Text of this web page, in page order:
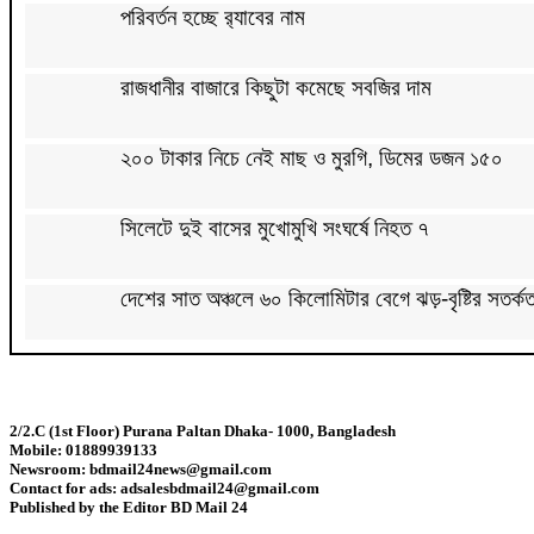
পরিবর্তন হচ্ছে র‌্যাবের নাম
রাজধানীর বাজারে কিছুটা কমেছে সবজির দাম
২০০ টাকার নিচে নেই মাছ ও মুরগি, ডিমের ডজন ১৫০
সিলেটে দুই বাসের মুখোমুখি সংঘর্ষে নিহত ৭
দেশের সাত অঞ্চলে ৬০ কিলোমিটার বেগে ঝড়-বৃষ্টির
জন্মসূত্রে মার্কিন নাগরিকত্ব সীমিতের বিলে স্বাক্ষর করলেন
জুলাই গণঅভ্যুত্থান বিতর্কিত করার অপচেষ্টা চলছে:
2/2.C (1st Floor) Purana Paltan Dhaka- 1000, Bangladesh
Mobile: 01889939133
Newsroom: bdmail24news@gmail.com
Contact for ads: adsalesbdmail24@gmail.com
Published by the Editor BD Mail 24